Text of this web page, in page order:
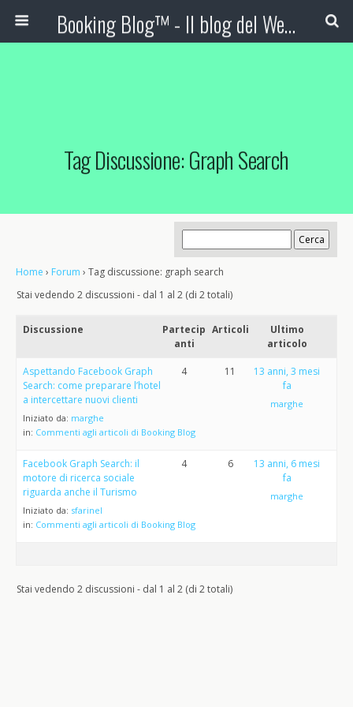
Booking Blog™ - Il blog del Web Marketing Turistico
Tag Discussione: Graph Search
Home › Forum › Tag discussione: graph search
Stai vedendo 2 discussioni - dal 1 al 2 (di 2 totali)
Discussione
Partecip
anti
Articoli
Ultimo
articolo
Aspettando Facebook Graph
Search: come preparare l’hotel
a intercettare nuovi clienti
Iniziato da: marghe
in: Commenti agli articoli di Booking Blog
4 11
13 anni, 3 mesi
fa
marghe
Facebook Graph Search: il
motore di ricerca sociale
riguarda anche il Turismo
Iniziato da: sfarinel
in: Commenti agli articoli di Booking Blog
4 6
13 anni, 6 mesi
fa
marghe
Stai vedendo 2 discussioni - dal 1 al 2 (di 2 totali)